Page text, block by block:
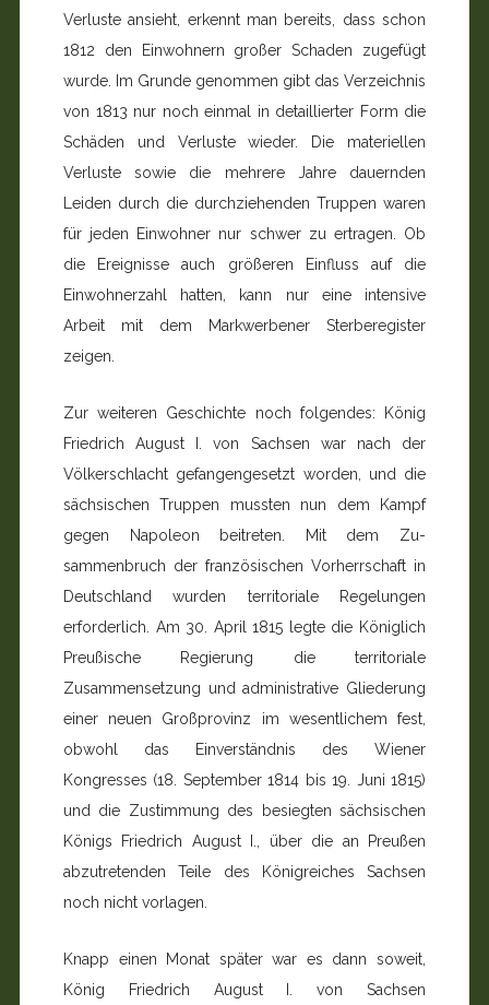
Verluste ansieht, erkennt man bereits, dass schon
1812 den Einwohnern großer Schaden zugefügt
wurde. Im Grunde genommen gibt das Verzeichnis
von 1813 nur noch einmal in detaillierter Form die
Schäden und Verluste wieder. Die materiellen
Verluste sowie die mehrere Jahre dauernden
Leiden durch die durchziehenden Truppen waren
für jeden Einwohner nur schwer zu ertragen. Ob
die Ereignisse auch größeren Einfluss auf die
Einwohnerzahl hatten, kann nur eine intensive
Arbeit mit dem Markwerbener Sterbere­gister
zeigen.
Zur weiteren Geschichte noch folgendes: König
Friedrich August I. von Sachsen war nach der
Völkerschlacht gefan­gengesetzt worden, und die
sächsischen Truppen mussten nun dem Kampf
gegen Napoleon beitreten. Mit dem Zu­
sammenbruch der französischen Vorherrschaft in
Deutsch­land wurden territoriale Regelungen
erforderlich. Am 30. April 1815 legte die Königlich
Preußische Regierung die territoriale
Zusammensetzung und administrative Gliede­rung
einer neuen Großprovinz im wesentlichem fest,
ob­wohl das Einverständnis des Wiener
Kongresses (18. Sep­tember 1814 bis 19. Juni 1815)
und die Zustimmung des besiegten sächsischen
Königs Friedrich August I., über die an Preußen
abzutretenden Teile des Königreiches Sachsen
noch nicht vorlagen.
Knapp einen Monat später war es dann soweit,
König Fried­rich August I. von Sachsen